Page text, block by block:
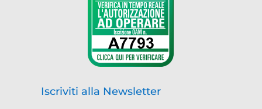
Iscriviti alla Newsletter